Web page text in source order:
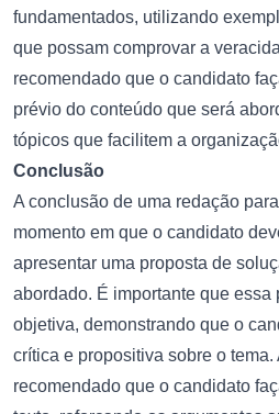
fundamentados, utilizando
que possam comprovar a
recomendado que o candidato
prévio do conteúdo que será
tópicos que facilitem a
Conclusão
A conclusão de uma redação
momento em que o candidato
apresentar uma proposta de
abordado. É importante que essa
objetiva, demonstrando que o
crítica e propositiva sobre o tema.
recomendado que o candidato